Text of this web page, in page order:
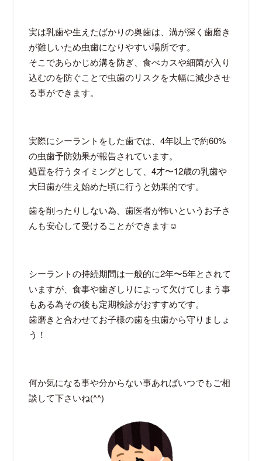
実は乳歯や生えたばかりの奥歯は、溝が深く歯磨き
が難しいため虫歯になりやすい場所です。
そこであらかじめ溝を防ぎ、食べカスや細菌が入り
込むのを防ぐことで虫歯のリスクを大幅に減少させ
る事ができます。
実際にシーラントをした歯では、4年以上で約60%
の虫歯予防効果が報告されています。
処置を行うタイミングとして、4才〜12歳の乳歯や
大臼歯が生え始めた頃に行うと効果的です。
歯を削ったりしない為、歯医者が怖いというお子さ
んも安心して受けることができます☺︎
シーラントの持続期間は一般的に2年〜5年とされて
いますが、食事や歯ぎしりによって欠けてしまう事
もある為その後も定期検診がおすすめです。
歯磨きと合わせてお子様の歯を虫歯から守りましょ
う！
何か気になる事や分からない事あればいつでもご相
談して下さいね(^^)